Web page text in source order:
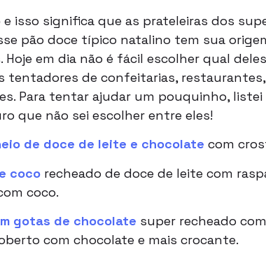
isso significa que as prateleiras dos
pão doce típico natalino tem sua
em dia não é fácil escolher qual
tentadores de confeitarias,
Para tentar ajudar um pouquinho,
que não sei escolher entre eles!
de doce de leite e chocolate com
coco recheado de doce de leite com
coco.
gotas de chocolate super recheado
com chocolate e mais crocante.